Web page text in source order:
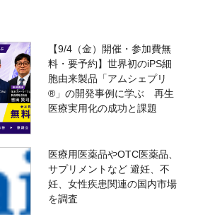
【9/4（金）開催・参加費無
料・要予約】世界初のiPS細
胞由来製品「アムシェプリ
®」の開発事例に学ぶ 再生
医療実用化の成功と課題
医療用医薬品やOTC医薬品、
サプリメントなど 避妊、不
妊、女性疾患関連の国内市場
を調査